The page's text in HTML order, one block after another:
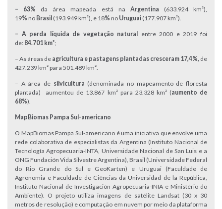
– 63% da área mapeada está na Argentina (633.924 km²),
19% no Brasil (193.949 km²), e 18% no Uruguai (177.907 km²).
– A perda líquida de vegetação natural
entre 2000 e 2019 foi
de: 84.701 km²;
– As áreas de agricultura e pastagens plantadas cresceram 17,4%, de
427.239 km² para 501.489 km².
– A área de silvicultura (denominada no mapeamento de floresta
plantada) aumentou de 13.867 km² para 23.328 km² (aumento de
68%).
MapBiomas Pampa Sul-americano
O MapBiomas Pampa Sul-americano é uma iniciativa que envolve uma
rede colaborativa de especialistas da Argentina (Instituto Nacional de
Tecnología Agropecuaria-INTA, Universidade Nacional de San Luis e a
ONG Fundación Vida Silvestre Argentina), Brasil (Universidade Federal
do Rio Grande do Sul e GeoKarten) e Uruguai (Faculdade de
Agronomia e Faculdade de Ciências da Universidad de la República,
Instituto Nacional de Investigación Agropecuaria-INIA e Ministério do
Ambiente). O projeto utiliza imagens de satélite Landsat (30 x 30
metros de resolução) e computação em nuvem por meio da plataforma